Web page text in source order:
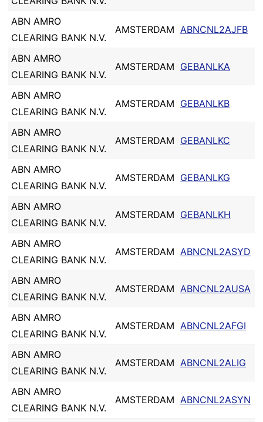
ABN AMRO
CLEARING BANK N.V.
AMSTERDAM ABNCNL2AJFB
ABN AMRO
CLEARING BANK N.V.
AMSTERDAM GEBANLKA
ABN AMRO
CLEARING BANK N.V.
AMSTERDAM GEBANLKB
ABN AMRO
CLEARING BANK N.V.
AMSTERDAM GEBANLKC
ABN AMRO
CLEARING BANK N.V.
AMSTERDAM GEBANLKG
ABN AMRO
CLEARING BANK N.V.
AMSTERDAM GEBANLKH
ABN AMRO
CLEARING BANK N.V.
AMSTERDAM ABNCNL2ASYD
ABN AMRO
CLEARING BANK N.V.
AMSTERDAM ABNCNL2AUSA
ABN AMRO
CLEARING BANK N.V.
AMSTERDAM ABNCNL2AFGI
ABN AMRO
CLEARING BANK N.V.
AMSTERDAM ABNCNL2ALIG
ABN AMRO
CLEARING BANK N.V.
AMSTERDAM ABNCNL2ASYN